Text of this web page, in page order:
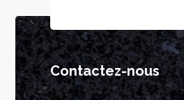
Contactez-nous